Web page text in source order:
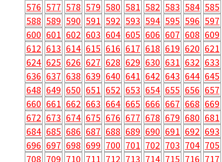
576 577 578 579 580 581 582 583 584 585
588 589 590 591 592 593 594 595 596 597
600 601 602 603 604 605 606 607 608 609
612 613 614 615 616 617 618 619 620 621
624 625 626 627 628 629 630 631 632 633
636 637 638 639 640 641 642 643 644 645
648 649 650 651 652 653 654 655 656 657
660 661 662 663 664 665 666 667 668 669
672 673 674 675 676 677 678 679 680 681
684 685 686 687 688 689 690 691 692 693
696 697 698 699 700 701 702 703 704 705
708 709 710 711 712 713 714 715 716 717